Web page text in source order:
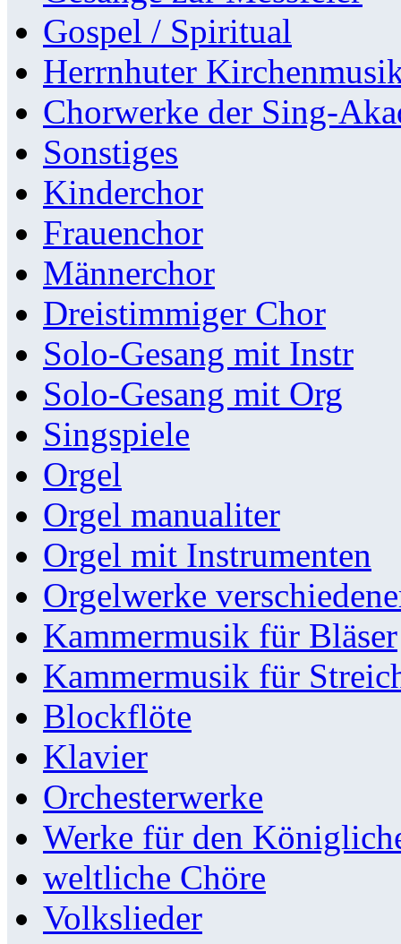
Gospel / Spiritual
Herrnhuter
Chorwerke der Sing-
Sonstiges
Kinderchor
Frauenchor
Männerchor
Dreistimmiger Chor
Solo-Gesang mit Instr
Solo-Gesang mit Org
Singspiele
Orgel
Orgel manualiter
Orgel mit Instrumenten
Orgelwerke
Kammermusik für Bläser
Kammermusik für
Blockflöte
Klavier
Orchesterwerke
Werke für den
weltliche Chöre
Volkslieder